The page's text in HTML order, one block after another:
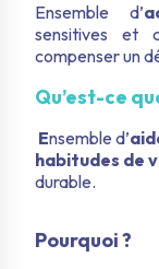
Ensemble d’
sensitives et
compenser un
Qu’est-ce
Ensemble d’
habitudes de
durable.
Pourquoi ?